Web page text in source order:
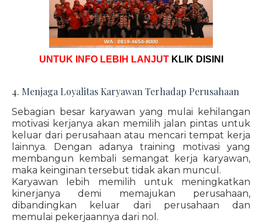
UNTUK INFO LEBIH LANJUT KLIK DISINI
4. Menjaga Loyalitas Karyawan Terhadap Perusahaan
Sebagian besar karyawan yang mulai kehilangan
motivasi kerjanya akan memilih jalan pintas untuk
keluar dari perusahaan atau mencari tempat kerja
lainnya. Dengan adanya training motivasi yang
membangun kembali semangat kerja karyawan,
maka keinginan tersebut tidak akan muncul.
Karyawan lebih memilih untuk meningkatkan
kinerjanya demi memajukan perusahaan,
dibandingkan keluar dari perusahaan dan
memulai pekerjaannya dari nol.